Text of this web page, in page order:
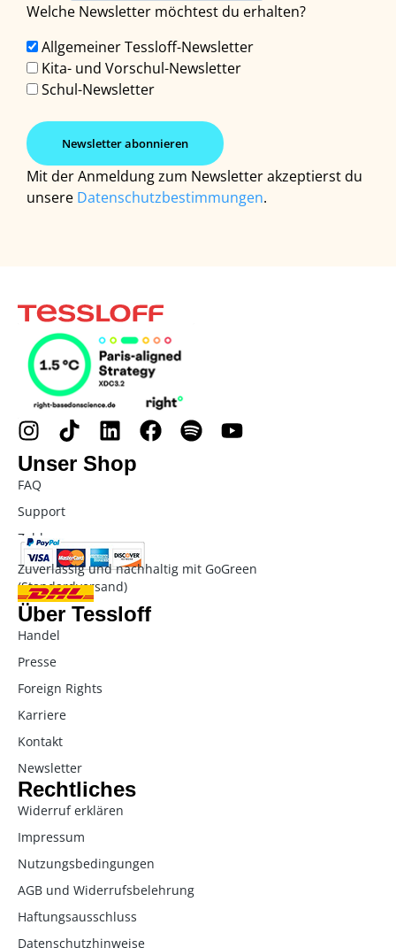
Welche Newsletter möchtest du erhalten?
Allgemeiner Tessloff-Newsletter
Kita- und Vorschul-Newsletter
Schul-Newsletter
Mit der Anmeldung zum Newsletter akzeptierst du
unsere Datenschutzbestimmungen.
Unser Shop
FAQ
Support
Zahlung
Zuverlässig und nachhaltig mit GoGreen
(Standardversand)
Über Tessloff
Handel
Presse
Foreign Rights
Karriere
Kontakt
Newsletter
Rechtliches
Widerruf erklären
Impressum
Nutzungsbedingungen
AGB und Widerrufsbelehrung
Haftungsausschluss
Datenschutzhinweise